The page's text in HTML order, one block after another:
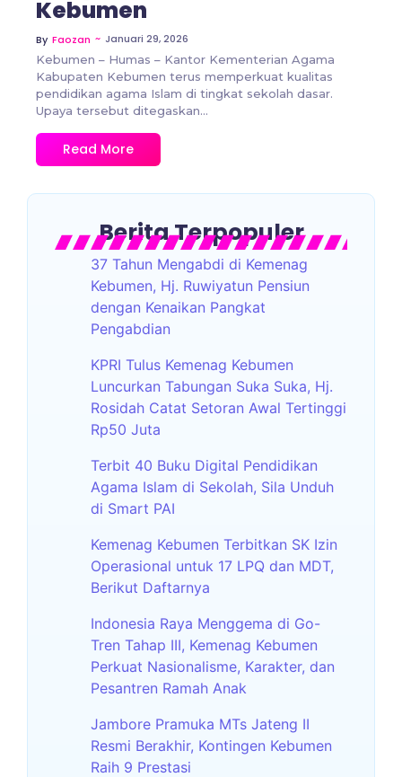
Kebumen
By Faozan ~ Januari 29, 2026
Kebumen – Humas – Kantor Kementerian Agama
Kabupaten Kebumen terus memperkuat kualitas
pendidikan agama Islam di tingkat sekolah dasar.
Upaya tersebut ditegaskan...
Read More
Berita Terpopuler
37 Tahun Mengabdi di Kemenag
Kebumen, Hj. Ruwiyatun Pensiun
dengan Kenaikan Pangkat
Pengabdian
KPRI Tulus Kemenag Kebumen
Luncurkan Tabungan Suka Suka, Hj.
Rosidah Catat Setoran Awal Tertinggi
Rp50 Juta
Terbit 40 Buku Digital Pendidikan
Agama Islam di Sekolah, Sila Unduh
di Smart PAI
Kemenag Kebumen Terbitkan SK Izin
Operasional untuk 17 LPQ dan MDT,
Berikut Daftarnya
Indonesia Raya Menggema di Go-
Tren Tahap III, Kemenag Kebumen
Perkuat Nasionalisme, Karakter, dan
Pesantren Ramah Anak
Jambore Pramuka MTs Jateng II
Resmi Berakhir, Kontingen Kebumen
Raih 9 Prestasi